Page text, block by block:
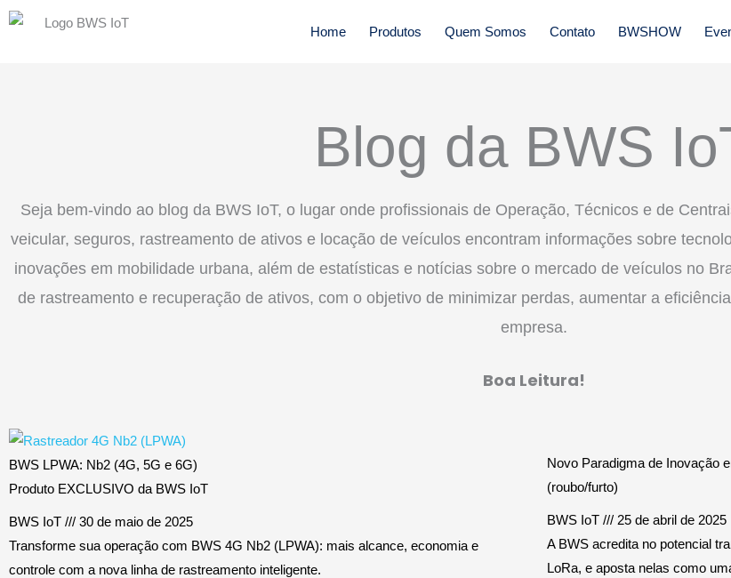
Home Produtos Quem Somos Contato BWSHOW
Blog da BWS
Seja bem-vindo ao blog da BWS IoT, o lugar onde profissionais de Operação, Técnicos e de
veicular, seguros, rastreamento de ativos e locação de veículos encontram informações sobre
inovações em mobilidade urbana, além de estatísticas e notícias sobre o mercado de veículos no
de rastreamento e recuperação de ativos, com o objetivo de minimizar perdas, aumentar a
empresa.
Boa Leitura!
BWS LPWA: Nb2 (4G, 5G e 6G)
Produto EXCLUSIVO da BWS IoT
BWS IoT
30 de maio de 2025
Transforme sua operação com BWS 4G Nb2 (LPWA): mais alcance, economia e
controle com a nova linha de rastreamento inteligente.
Novo Paradigma de Inovação
(roubo/furto)
BWS IoT
25 de abril de 2025
A BWS acredita no potencial
LoRa, e aposta nelas como
á
g
á
g